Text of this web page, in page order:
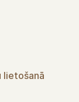
lietošanā